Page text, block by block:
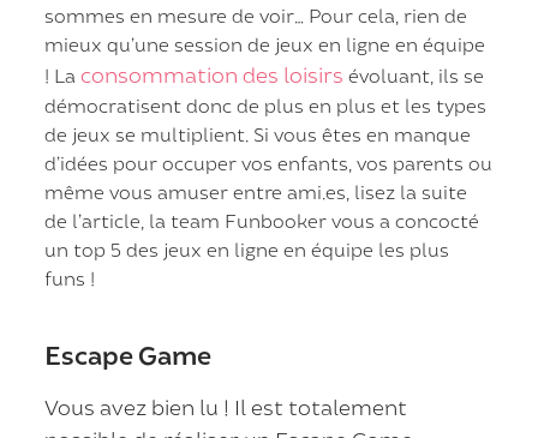
sommes en mesure de voir… Pour cela, rien de
mieux qu’une session de jeux en ligne en équipe
! Laconsommation des loisirs évoluant, ils se
démocratisent donc de plus en plus et les types
de jeux se multiplient. Si vous êtes en manque
d’idées pour occuper vos enfants, vos parents ou
même vous amuser entre ami.es, lisez la suite
de l’article, la team Funbooker vous a concocté
un top 5 des jeux en ligne en équipe les plus
funs !
Escape Game
Vous avez bien lu ! Il est totalement